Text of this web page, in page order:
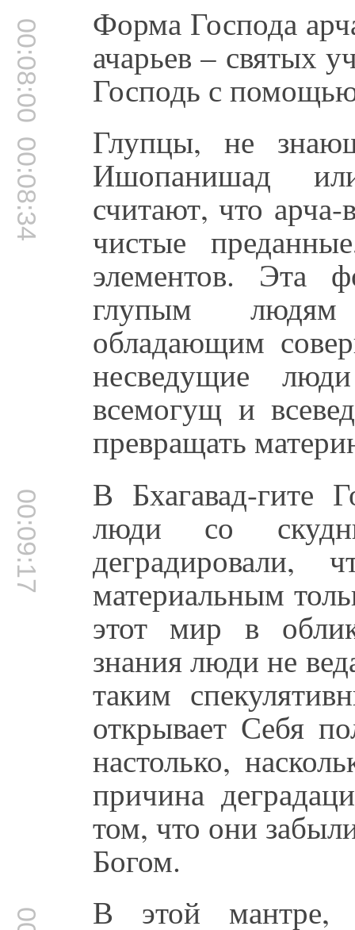
00:08:00 Форма Господа
ачарьев – святых
Господь с
00:08:34 Глупцы, не
Ишопанишад
считают, что
чистые
элементов. Эта
глупым людям
обладающим
несведущие
всемогущ и
превращать
00:09:17 В Бхагавад-гите
люди со
деградировали,
материальным
этот мир в
знания люди не
таким
открывает Себя
настолько,
причина
том, что они
Богом.
В этой